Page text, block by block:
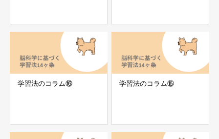
学習法のコラム⑯ 学習法のコラム⑮